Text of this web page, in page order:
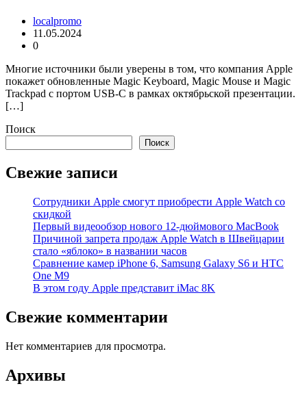
localpromo
11.05.2024
0
Многие источники были уверены в том, что компания Apple
покажет обновленные Magic Keyboard, Magic Mouse и Magic
Trackpad с портом USB-C в рамках октябрьской презентации.
[…]
Поиск
Поиск
Свежие записи
Сотрудники Apple смогут приобрести Apple Watch со
скидкой
Первый видеообзор нового 12-дюймового MacBook
Причиной запрета продаж Apple Watch в Швейцарии
стало «яблоко» в названии часов
Cравнение камер iPhone 6, Samsung Galaxy S6 и HTC
One M9
В этом году Apple представит iMac 8K
Свежие комментарии
Нет комментариев для просмотра.
Архивы